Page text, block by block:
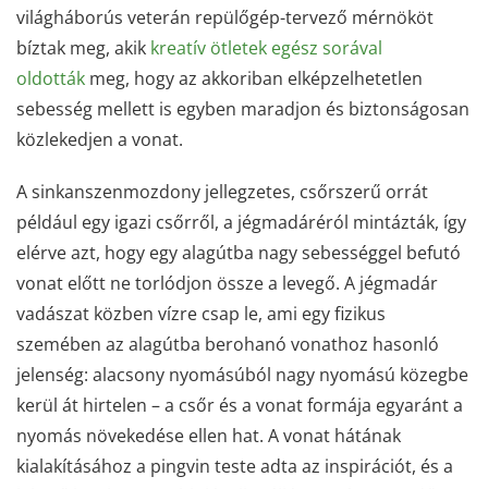
világháborús veterán repülőgép-tervező mérnököt
bíztak meg, akik kreatív ötletek egész sorával
oldották meg, hogy az akkoriban elképzelhetetlen
sebesség mellett is egyben maradjon és biztonságosan
közlekedjen a vonat.
A sinkanszenmozdony jellegzetes, csőrszerű orrát
például egy igazi csőrről, a jégmadáréról mintázták, így
elérve azt, hogy egy alagútba nagy sebességgel befutó
vonat előtt ne torlódjon össze a levegő. A jégmadár
vadászat közben vízre csap le, ami egy fizikus
szemében az alagútba berohanó vonathoz hasonló
jelenség: alacsony nyomásúból nagy nyomású közegbe
kerül át hirtelen – a csőr és a vonat formája egyaránt a
nyomás növekedése ellen hat. A vonat hátának
kialakításához a pingvin teste adta az inspirációt, és a